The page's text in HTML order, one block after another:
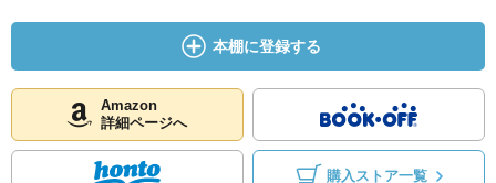
本棚に登録する
Amazon
詳細ページへ
購入ストア一覧